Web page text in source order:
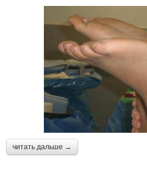
читать дальше →